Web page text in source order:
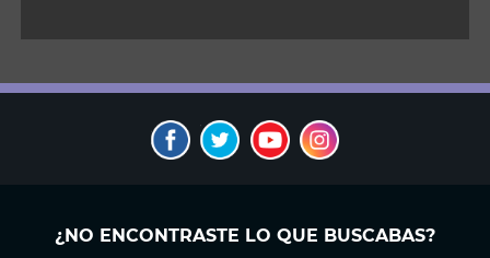
¿NO ENCONTRASTE LO QUE BUSCABAS?